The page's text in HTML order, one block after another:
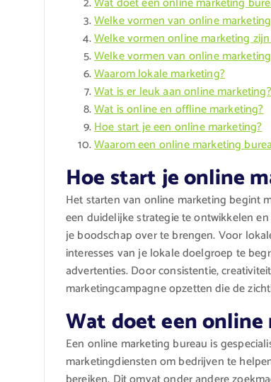
Welke vormen van online
Welke vormen online marketing
Welke vormen van online
Waarom lokale marketing?
Wat is er leuk aan online marketing?
Wat is online en offline marketing?
Hoe start je een online marketing?
Waarom een online marketing
Hoe start je online
Het starten van online marketing begint
een duidelijke strategie te ontwikkelen
je boodschap over te brengen. Voor
interesses van je lokale doelgroep te
advertenties. Door consistentie,
marketingcampagne opzetten die de
Wat doet een
Een online marketing bureau is
marketingdiensten om bedrijven te